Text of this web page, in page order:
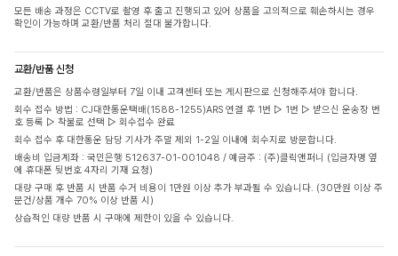
모든 배송 과정은 CCTV로 촬영 후 출고 진행되고 있어 상품을 고의적으로 훼손하시는 경우
확인이 가능하며 교환/반품 처리 절대 불가합니다.
교환/반품 신청
교환/반품은 상품수령일부터 7일 이내 고객센터 또는 게시판으로 신청해주셔야 합니다.
회수 접수 방법 : CJ대한통운택배(1588-1255)ARS 연결 후 1번 ▷ 1번 ▷ 받으신 운송장 번
호 등록 ▷ 착불로 선택 ▷ 회수접수 완료
회수 접수 후 대한통운 담당 기사가 주말 제외 1-2일 이내에 회수지로 방문합니다.
배송비 입금계좌 : 국민은행 512637-01-001048 / 예금주 : (주)클릭앤퍼니 (입금자명 옆
에 휴대폰 뒷번호 4자리 기재 요청)
대량 구매 후 반품 시 반품 수거 비용이 1만원 이상 추가 부과될 수 있습니다. (30만원 이상 주
문건/상품 개수 70% 이상 반품 시)
상습적인 대량 반품 시 구매에 제한이 있을 수 있습니다.